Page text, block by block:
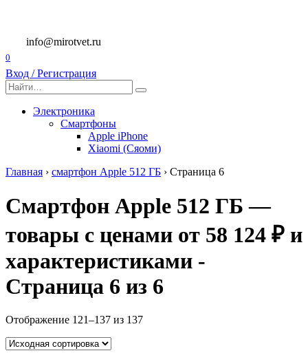
содержанию
info@mirotvet.ru
0
Вход / Регистрация
Search
for:
Электроника
Смартфоны
Apple iPhone
Xiaomi (Сяоми)
Главная › смартфон Apple 512 ГБ › Страница 6
Смартфон Apple 512 ГБ —
товары с ценами от 58 124 ₽ и
характеристиками -
Страница 6 из 6
Отображение 121–137 из 137